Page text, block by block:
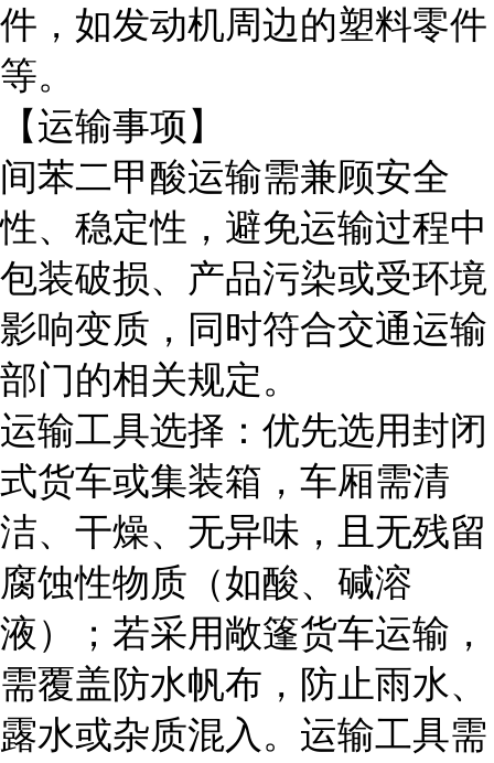
件，如发动机周边的塑料零件
等。
【运输事项】
间苯二甲酸运输需兼顾安全
性、稳定性，避免运输过程中
包装破损、产品污染或受环境
影响变质，同时符合交通运输
部门的相关规定。
运输工具选择：优先选用封闭
式货车或集装箱，车厢需清
洁、干燥、无异味，且无残留
腐蚀性物质（如酸、碱溶
液）；若采用敞篷货车运输，
需覆盖防水帆布，防止雨水、
露水或杂质混入。运输工具需